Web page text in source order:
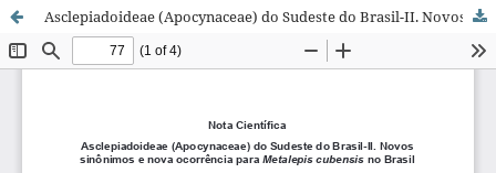
Asclepiadoideae (Apocynaceae) do Sudeste do Brasil-II. Novos sinônimos e nova ocorrência para Metalepis cubensis no Brasil